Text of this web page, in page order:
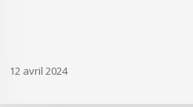
12 avril 2024